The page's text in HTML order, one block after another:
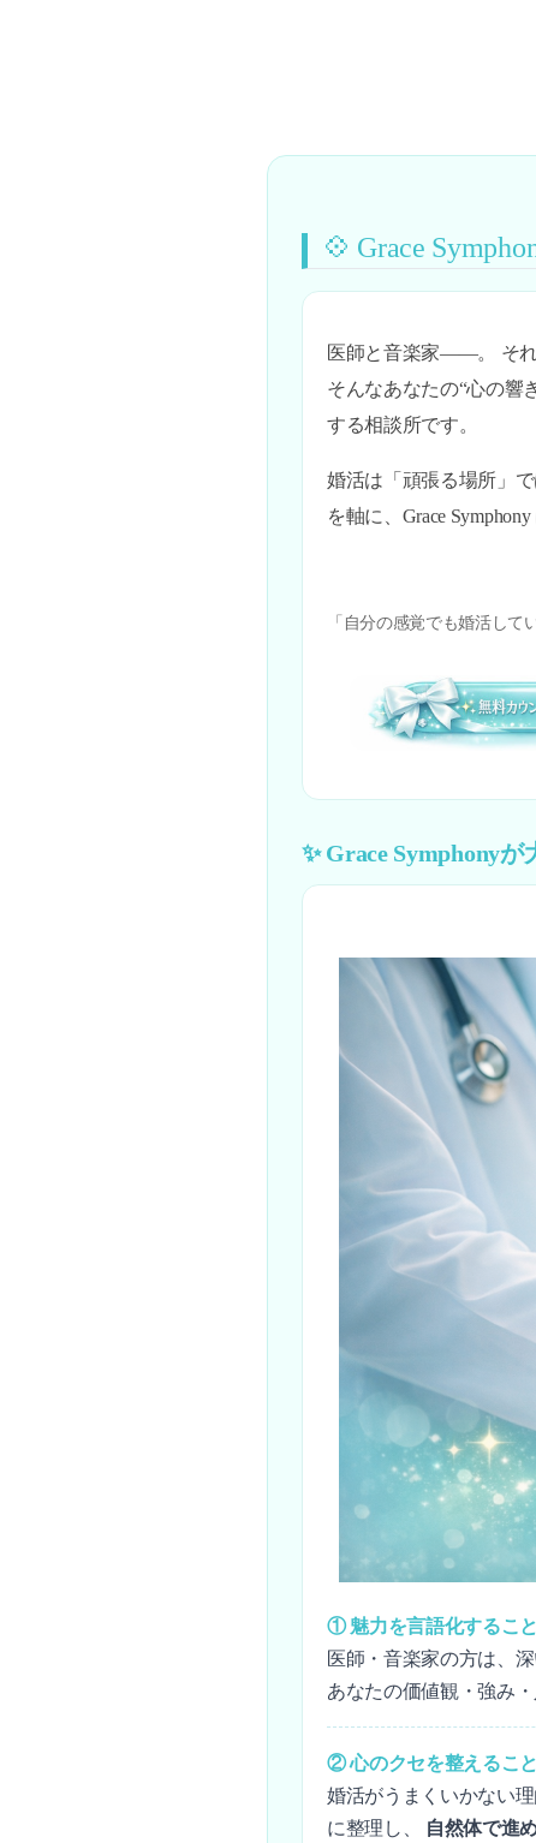
💠 Grace
医師と音楽家——。 それ
そんなあなたの“心の響
する相談所です。
婚活は「頑張る場所」で
を軸に、Grace
「自分の感覚でも婚活して
✨ Grace Symphony
① 魅力を言語化すること
医師・音楽家の方は、
あなたの価値観・強み
② 心のクセを整えること
婚活がうまくいかない
に整理し、
自然体で進